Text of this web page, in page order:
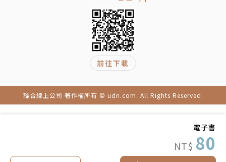
電子書
NT$ 80
前往下載
聯合線上公司 著作權所有 © udn.com. All Rights Reserved.